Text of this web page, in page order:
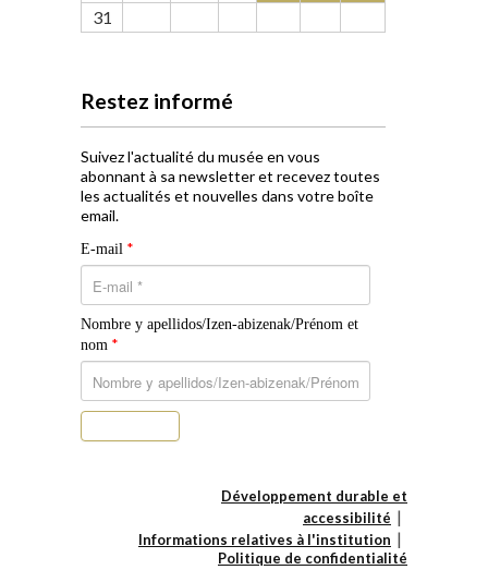
31
Restez informé
Suivez l'actualité du musée en vous
abonnant à sa newsletter et recevez toutes
les actualités et nouvelles dans votre boîte
email.
E-mail *
Nombre y apellidos/Izen-abizenak/Prénom et
nom *
Développement durable et
accessibilité
Informations relatives à l'institution
Politique de confidentialité